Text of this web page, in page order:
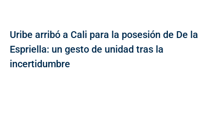
Uribe arribó a Cali para la posesión de De la
Espriella: un gesto de unidad tras la
incertidumbre